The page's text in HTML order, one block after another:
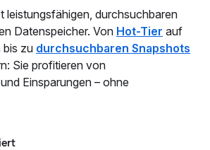
leistungsfähigen, durchsuchbaren
Datenspeicher. Von Hot-Tier auf
bis zu durchsuchbaren Snapshots
Sie profitieren von
und Einsparungen – ohne